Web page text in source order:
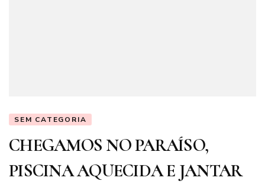
SEM CATEGORIA
CHEGAMOS NO PARAÍSO,
PISCINA AQUECIDA E JANTAR